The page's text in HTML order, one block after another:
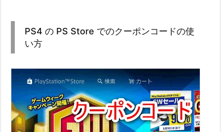
PS4 の PS Store でのクーポンコードの使
い方